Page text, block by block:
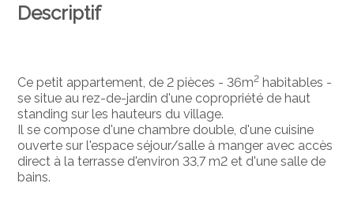
Descriptif
Ce petit appartement, de 2 pièces - 36m2 habitables -
se situe au rez-de-jardin d'une copropriété de haut
standing sur les hauteurs du village.
Il se compose d'une chambre double, d'une cuisine
ouverte sur l'espace séjour/salle à manger avec accès
direct à la terrasse d'environ 33,7 m2 et d'une salle de
bains.